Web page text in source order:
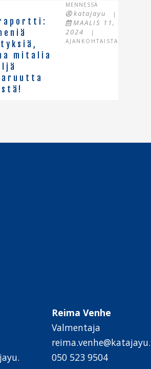
mitalia
MENNESSÄ
katajayu |
MAALIS 11,
2024
|
AJANKOHTAISTA
Reima Venhe
Valmentaja
050 523 9504